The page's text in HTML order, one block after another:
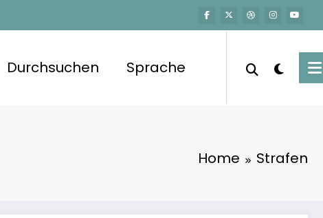
Durchsuchen Sprache
Home Strafen